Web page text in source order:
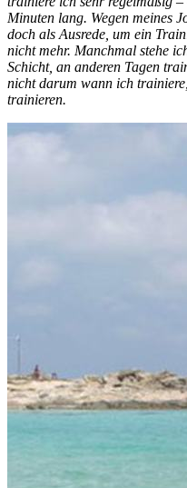
Minuten lang. Wegen meines
doch als Ausrede, um ein
nicht mehr. Manchmal stehe
Schicht, an anderen Tagen
nicht darum wann ich
trainieren.